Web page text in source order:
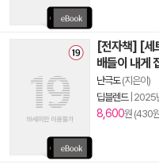
[전자책] [세
배들이 내게
난극도(지은이)
딥블렌드| 2025
8,600원 (430